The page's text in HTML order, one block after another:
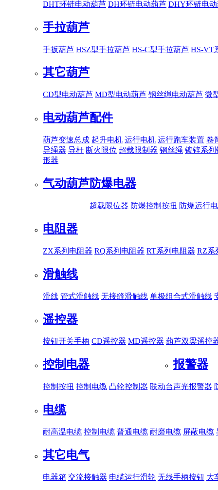
DHT环链电动葫芦 DH环链电动葫芦 DHY环链电
手拉葫芦
手扳葫芦 HSZ型手拉葫芦 HS-C型手拉葫芦 HS-VT
其它葫芦
CD型电动葫芦 MD型电动葫芦 钢丝绳电动葫芦 微
电动葫芦配件
葫芦变速总成 起升电机 运行电机 运行跑车装置 卷
导绳器 导杆 断火限位 超载限制器 钢丝绳 镀锌系列
形器
气动葫芦防爆电器
超载限位器 防爆控制按扭 防爆运行
电阻器
ZX系列电阻器 RQ系列电阻器 RT系列电阻器 RZ系
滑触线
滑线 管式滑触线 无接缝滑触线 单极组合式滑触线
遥控器
按钮开关手柄 CD遥控器 MD遥控器 葫芦双梁遥控
控制电器
控制按扭 控制电缆 凸轮控制器 联动台
报警器
声光报警器
电缆
耐高温电缆 控制电缆 普通电缆 耐磨电缆 屏蔽电缆
其它电气
电器箱 交流接触器 电缆运行滑轮 无线手柄按钮 大